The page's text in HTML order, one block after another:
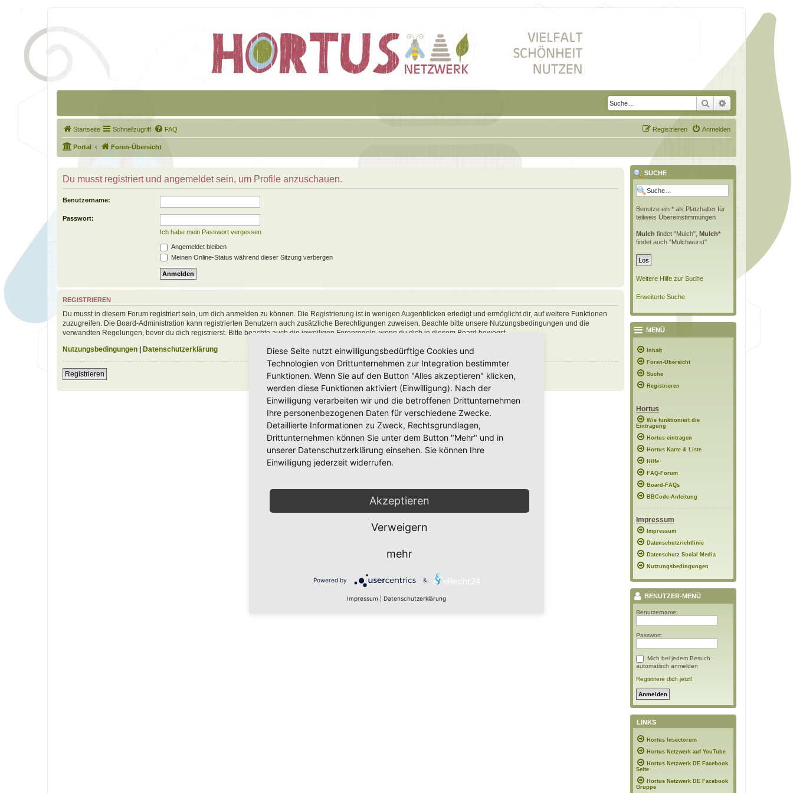
Suche Erweiterte Suche
Startseite Schnellzugriff FAQ Anmelden
Registrieren
Portal Foren-Übersicht
Du musst registriert und angemeldet sein, um Profile anzuschauen.
Benutzername:
Passwort:
Ich habe mein Passwort vergessen
Angemeldet bleiben
Meinen Online-Status während dieser Sitzung verbergen
REGISTRIEREN
Du musst in diesem Forum registriert sein, um dich anmelden zu können. Die Registrierung ist in wenigen Augenblicken erledigt und ermöglicht dir, auf weitere Funktionen
zuzugreifen. Die Board-Administration kann registrierten Benutzern auch zusätzliche Berechtigungen zuweisen. Beachte bitte unsere Nutzungsbedingungen und die
verwandten Regelungen, bevor du dich registrierst. Bitte beachte auch die jeweiligen Forenregeln, wenn du dich in diesem Board bewegst.
Nutzungsbedingungen | Datenschutzerklärung
Registrieren
SUCHE
Benutze ein * als Platzhalter für
teilweis Übereinstimmungen
Mulch findet "Mulch", Mulch*
findet auch "Mulchwurst"
Weitere Hilfe zur Suche
Erweiterte Suche
MENÜ
Inhalt
Foren-Übersicht
Suche
Registrieren
Hortus
Wie funktioniert die
Eintragung
Hortus eintragen
Hortus Karte & Liste
Hilfe
FAQ-Forum
Board-FAQs
BBCode-Anleitung
Impressum
Impressum
Datenschutzrichtlinie
Datenschutz Social Media
Nutzungsbedingungen
BENUTZER-MENÜ
Benutzername:
Passwort:
Mich bei jedem Besuch
automatisch anmelden
Registriere dich jetzt!
LINKS
Hortus Insectorum
Hortus Netzwerk auf YouTube
Hortus Netzwerk DE Facebook
Seite
Hortus Netzwerk DE Facebook
Gruppe
Diese Seite nutzt einwilligungsbedürftige Cookies und
Technologien von Drittunternehmen zur Integration bestimmter
Funktionen. Wenn Sie auf den Button "Alles akzeptieren" klicken,
werden diese Funktionen aktiviert (Einwilligung). Nach der
Einwilligung verarbeiten wir und die betroffenen Drittunternehmen
Ihre personenbezogenen Daten für verschiedene Zwecke.
Detaillierte Informationen zu Zweck, Rechtsgrundlagen,
Drittunternehmen können Sie unter dem Button "Mehr" und in
unserer Datenschutzerklärung einsehen. Sie können Ihre
Einwilligung jederzeit widerrufen.
Akzeptieren
Verweigern
mehr
Powered by &
Impressum Datenschutzerklärung